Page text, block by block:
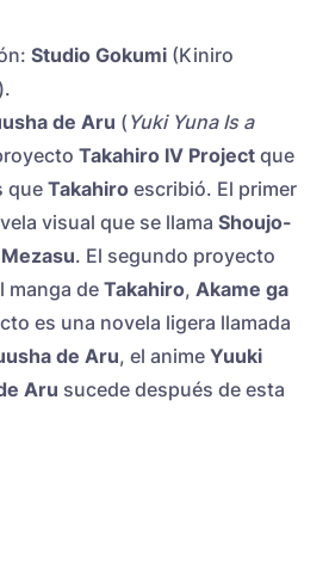
Studio Gokumi (Kiniro
de Aru ( Yuki Yuna Is a
Takahiro IV Project que
que Takahiro escribió. El primer
visual que se llama Shoujo-
. El segundo proyecto
manga de Takahiro, Akame ga
es una novela ligera llamada
de Aru, el anime Yuuki
Aru sucede después de esta